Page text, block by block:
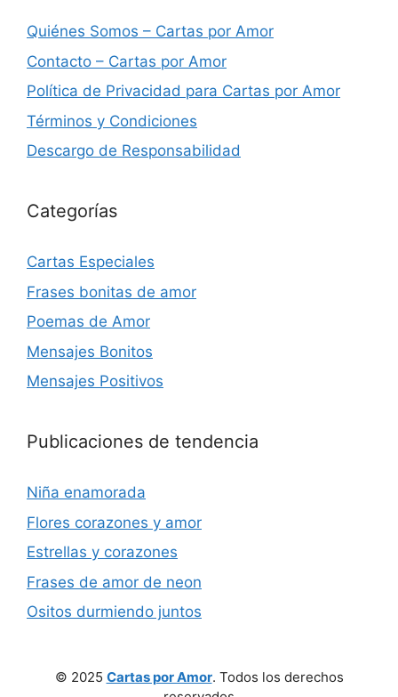
Quiénes Somos – Cartas por Amor
Contacto – Cartas por Amor
Política de Privacidad para Cartas por Amor
Términos y Condiciones
Descargo de Responsabilidad
Categorías
Cartas Especiales
Frases bonitas de amor
Poemas de Amor
Mensajes Bonitos
Mensajes Positivos
Publicaciones de tendencia
Niña enamorada
Flores corazones y amor
Estrellas y corazones
Frases de amor de neon
Ositos durmiendo juntos
© 2025 Cartas por Amor. Todos los derechos